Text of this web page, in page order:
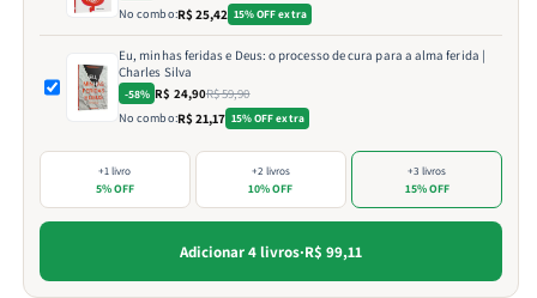
No combo:R$ 25,42 15% OFF extra
Eu, minhas feridas e Deus: o processo de cura para a alma ferida |
Charles Silva
-58% R$ 24,90R$ 59,90
No combo:R$ 21,17 15% OFF extra
+1 livro
5% OFF
+2 livros
10% OFF
+3 livros
15% OFF
Adicionar 4 livros·R$ 99,11